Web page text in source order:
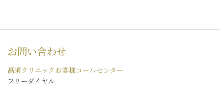
お問い合わせ
高須クリニックお客様コールセンター
フリーダイヤル